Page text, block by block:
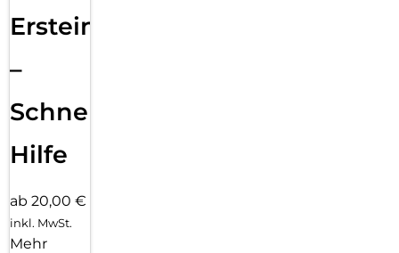
Ersteinrichtung
–
Schnelle
Hilfe
ab 20,00 €
inkl. MwSt.
Mehr